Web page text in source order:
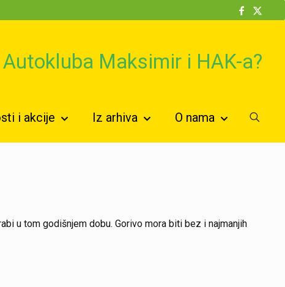
Maksimir i HAK-a?
i akcije Iz arhiva O nama
u tom godišnjem dobu. Gorivo mora biti bez i najmanjih